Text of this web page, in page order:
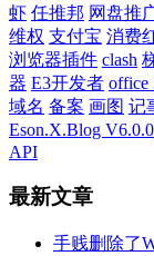
虾 任推邦 网盘推
维权 支付宝 消费
浏览器插件 clash
器 E3开发者 office
域名 备案 画图 记
Eson.X.Blog V6.0.0
API
最新文章
手贱删除了